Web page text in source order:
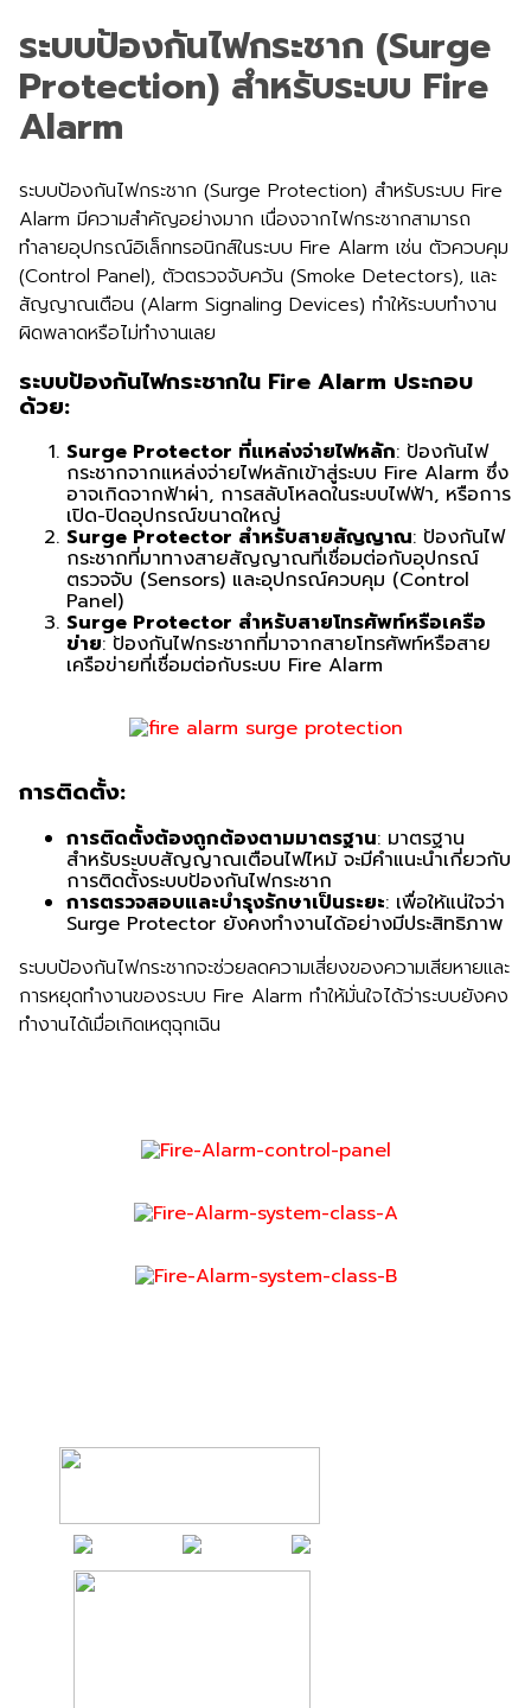
ระบบป้องกันไฟกระชาก (Surge
Protection) สำหรับระบบ Fire
Alarm
ระบบป้องกันไฟกระชาก (Surge Protection) สำหรับระบบ Fire
Alarm มีความสำคัญอย่างมาก เนื่องจากไฟกระชากสามารถ
ทำลายอุปกรณ์อิเล็กทรอนิกส์ในระบบ Fire Alarm เช่น ตัวควบคุม
(Control Panel), ตัวตรวจจับควัน (Smoke Detectors), และ
สัญญาณเตือน (Alarm Signaling Devices) ทำให้ระบบทำงาน
ผิดพลาดหรือไม่ทำงานเลย
ระบบป้องกันไฟกระชากใน Fire Alarm ประกอบ
ด้วย:
Surge Protector ที่แหล่งจ่ายไฟหลัก: ป้องกันไฟ
กระชากจากแหล่งจ่ายไฟหลักเข้าสู่ระบบ Fire Alarm ซึ่ง
อาจเกิดจากฟ้าผ่า, การสลับโหลดในระบบไฟฟ้า, หรือการ
เปิด-ปิดอุปกรณ์ขนาดใหญ่
Surge Protector สำหรับสายสัญญาณ: ป้องกันไฟ
กระชากที่มาทางสายสัญญาณที่เชื่อมต่อกับอุปกรณ์
ตรวจจับ (Sensors) และอุปกรณ์ควบคุม (Control
Panel)
Surge Protector สำหรับสายโทรศัพท์หรือเครือ
ข่าย: ป้องกันไฟกระชากที่มาจากสายโทรศัพท์หรือสาย
เครือข่ายที่เชื่อมต่อกับระบบ Fire Alarm
การติดตั้ง:
การติดตั้งต้องถูกต้องตามมาตรฐาน: มาตรฐาน
สำหรับระบบสัญญาณเตือนไฟไหม้ จะมีคำแนะนำเกี่ยวกับ
การติดตั้งระบบป้องกันไฟกระชาก
การตรวจสอบและบำรุงรักษาเป็นระยะ: เพื่อให้แน่ใจว่า
Surge Protector ยังคงทำงานได้อย่างมีประสิทธิภาพ
ระบบป้องกันไฟกระชากจะช่วยลดความเสี่ยงของความเสียหายและ
การหยุดทำงานของระบบ Fire Alarm ทำให้มั่นใจได้ว่าระบบยังคง
ทำงานได้เมื่อเกิดเหตุฉุกเฉิน